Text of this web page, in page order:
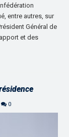
entre autres, sur
Général de
et des
0